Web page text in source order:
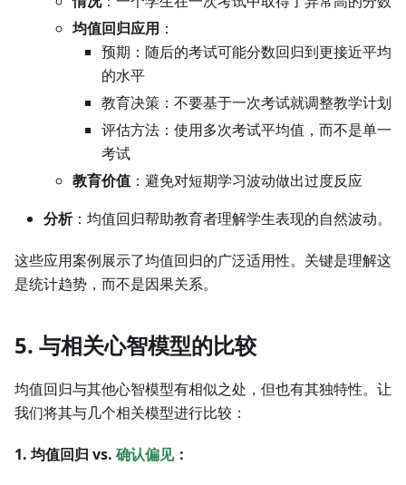
均值回归应用 ：
预期：随后的考试可能分数回归到更接近平均
的水平
教育决策：不要基于一次考试就调整教学计划
评估方法：使用多次考试平均值，而不是单一
考试
教育价值 ：避免对短期学习波动做出过度反应
分析：均值回归帮助教育者理解学生表现的自然波动。
这些应用案例展示了均值回归的广泛适用性。关键是理解这
是统计趋势，而不是因果关系。
5. 与相关心智模型的比较
均值回归与其他心智模型有相似之处，但也有其独特性。让
我们将其与几个相关模型进行比较：
1. 均值回归 vs. 确认偏见：